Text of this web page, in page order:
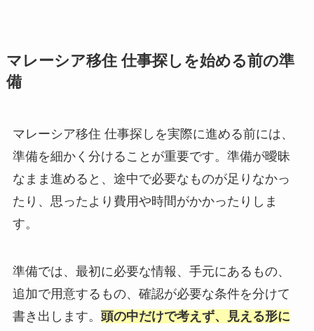
マレーシア移住 仕事探しを始める前の準
備
マレーシア移住 仕事探しを実際に進める前には、
準備を細かく分けることが重要です。準備が曖昧
なまま進めると、途中で必要なものが足りなかっ
たり、思ったより費用や時間がかかったりしま
す。
準備では、最初に必要な情報、手元にあるもの、
追加で用意するもの、確認が必要な条件を分けて
書き出します。 頭の中だけで考えず、見える形に